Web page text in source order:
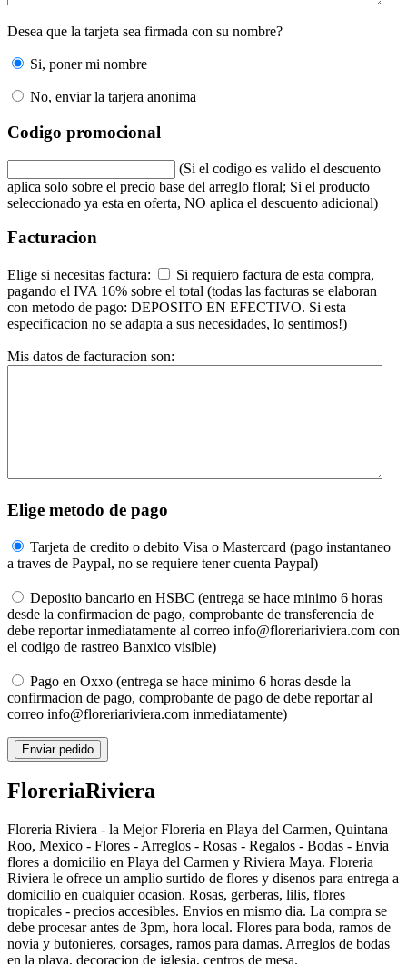
Desea que la tarjeta sea firmada con su nombre?
Si, poner mi nombre
No, enviar la tarjera anonima
Codigo promocional
(Si el codigo es valido el descuento
aplica solo sobre el precio base del arreglo floral; Si el producto
seleccionado ya esta en oferta, NO aplica el descuento adicional)
Facturacion
Elige si necesitas factura:
Si requiero factura de esta compra,
pagando el IVA 16% sobre el total (todas las facturas se elaboran
con metodo de pago: DEPOSITO EN EFECTIVO. Si esta
especificacion no se adapta a sus necesidades, lo sentimos!)
Mis datos de facturacion son:
Elige metodo de pago
Tarjeta de credito o debito Visa o Mastercard (pago instantaneo
a traves de Paypal, no se requiere tener cuenta Paypal)
Deposito bancario en HSBC (entrega se hace minimo 6 horas
desde la confirmacion de pago, comprobante de transferencia de
debe reportar inmediatamente al correo info@floreriariviera.com con
el codigo de rastreo Banxico visible)
Pago en Oxxo (entrega se hace minimo 6 horas desde la
confirmacion de pago, comprobante de pago de debe reportar al
correo info@floreriariviera.com inmediatamente)
FloreriaRiviera
Floreria Riviera - la Mejor Floreria en Playa del Carmen, Quintana
Roo, Mexico - Flores - Arreglos - Rosas - Regalos - Bodas - Envia
flores a domicilio en Playa del Carmen y Riviera Maya. Floreria
Riviera le ofrece un amplio surtido de flores y disenos para entrega a
domicilio en cualquier ocasion. Rosas, gerberas, lilis, flores
tropicales - precios accesibles. Envios en mismo dia. La compra se
debe procesar antes de 3pm, hora local. Flores para boda, ramos de
novia y butonieres, corsages, ramos para damas. Arreglos de bodas
en la playa, decoracion de iglesia, centros de mesa.